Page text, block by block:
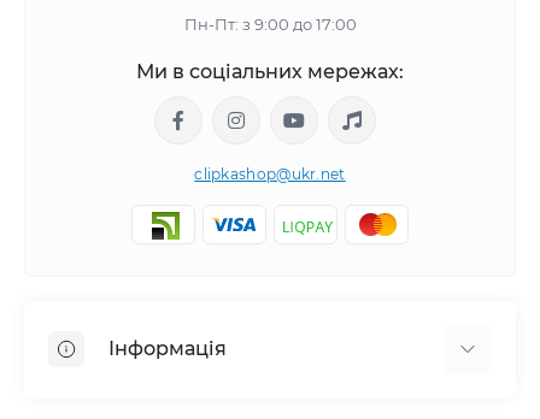
Пн-Пт: з 9:00 до 17:00
Ми в соціальних мережах:
clipkashop@ukr.net
Інформація